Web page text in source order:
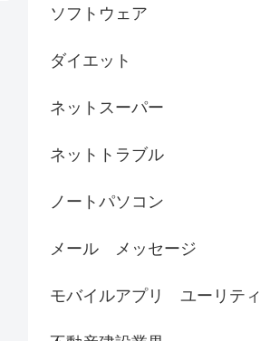
ソフトウェア
ダイエット
ネットスーパー
ネットトラブル
ノートパソコン
メール メッセージ
モバイルアプリ ユーリティ